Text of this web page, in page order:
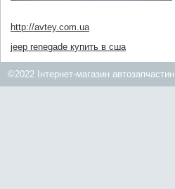
http://avtey.com.ua
jeep renegade купить в сша
©2022 Інтернет-магазин автозапчастин